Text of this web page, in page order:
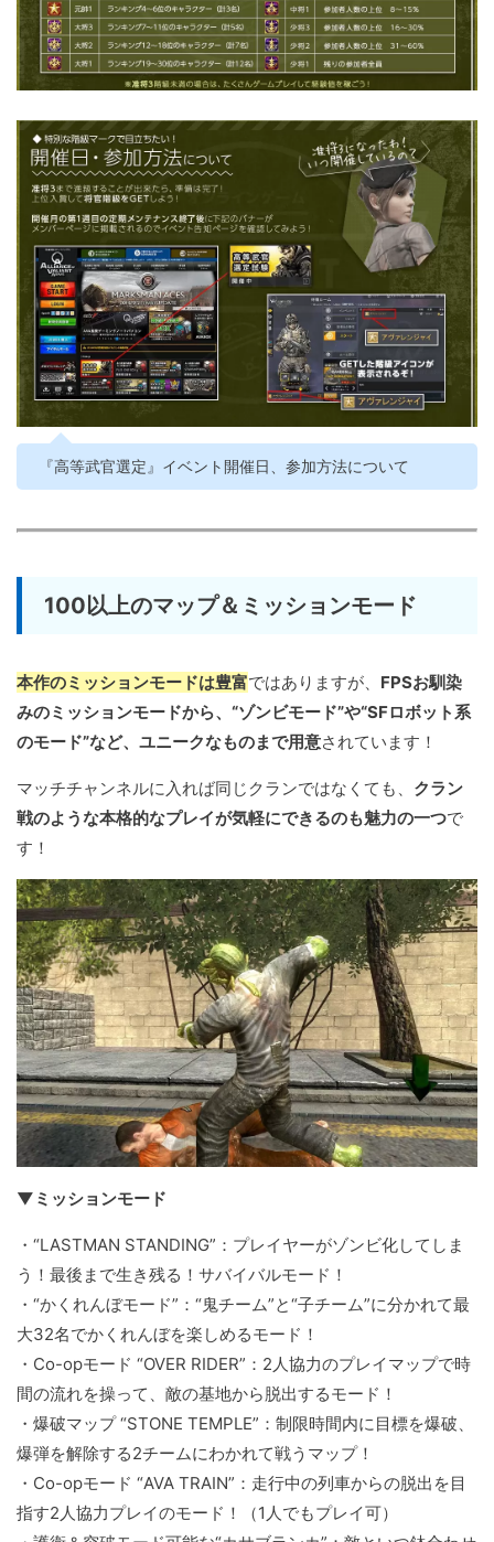
『高等武官選定』イベント開催日、参加方法について
100以上のマップ＆ミッションモード
本作のミッションモードは豊富ではありますが、 FPSお馴染
みのミッションモードから、“ゾンビモード”や“SFロボット系
のモード”など、ユニークなものまで用意されています！
マッチチャンネルに入れば同じクランではなくても、 クラン
戦のような本格的なプレイが気軽にできるのも魅力の一つで
す！
▼ミッションモード
・“LASTMAN STANDING”：プレイヤーがゾンビ化してしま
う！最後まで生き残る！サバイバルモード！
・“かくれんぼモード”：“鬼チーム”と“子チーム”に分かれて最
大32名でかくれんぼを楽しめるモード！
・Co-opモード “OVER RIDER”：2人協力のプレイマップで時
間の流れを操って、敵の基地から脱出するモード！
・爆破マップ “STONE TEMPLE”：制限時間内に目標を爆破、
爆弾を解除する2チームにわかれて戦うマップ！
・Co-opモード “AVA TRAIN”：走行中の列車からの脱出を目
指す2人協力プレイのモード！（1人でもプレイ可）